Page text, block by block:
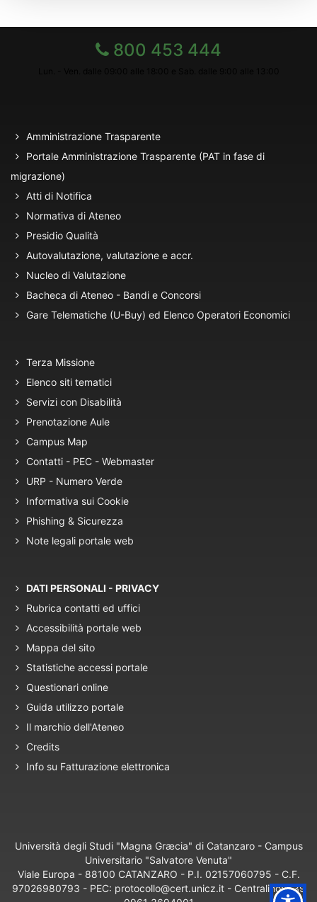
800 453 444
Amministrazione Trasparente
Portale Amministrazione Trasparente (PAT in fase di
migrazione)
Atti di Notifica
Normativa di Ateneo
Presidio Qualità
Autovalutazione, valutazione e accr.
Nucleo di Valutazione
Bacheca di Ateneo - Bandi e Concorsi
Gare Telematiche (U-Buy) ed Elenco Operatori Economici
Terza Missione
Elenco siti tematici
Servizi con Disabilità
Prenotazione Aule
Campus Map
Contatti - PEC - Webmaster
URP - Numero Verde
Informativa sui Cookie
Phishing & Sicurezza
Note legali portale web
DATI PERSONALI - PRIVACY
Rubrica contatti ed uffici
Accessibilità portale web
Mappa del sito
Statistiche accessi portale
Questionari online
Guida utilizzo portale
Il marchio dell'Ateneo
Credits
Info su Fatturazione elettronica
Università degli Studi "Magna Græcia" di Catanzaro - Campus
Universitario "Salvatore Venuta"
Viale Europa - 88100 CATANZARO - P.I. 02157060795 - C.F.
97026980793 - PEC: protocollo@cert.unicz.it - Centralino: +39